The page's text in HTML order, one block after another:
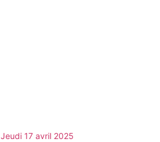
Jeudi 17 avril 2025